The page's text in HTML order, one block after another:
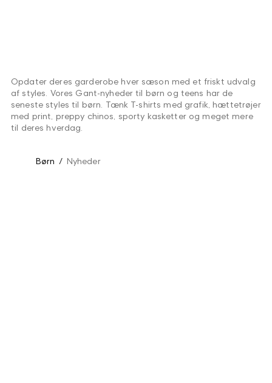
Opdater deres garderobe hver sæson med et friskt udvalg
af styles. Vores Gant-nyheder til børn og teens har de
seneste styles til børn. Tænk T-shirts med grafik, hættetrøjer
med print, preppy chinos, sporty kasketter og meget mere
til deres hverdag.
Børn / Nyheder